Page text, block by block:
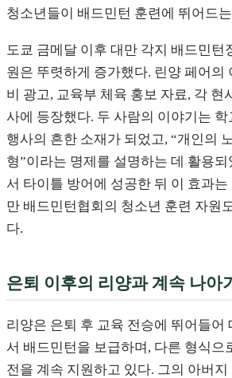
청소년들이 배드민턴 훈련에 뛰어드
도쿄 금메달 이후 대만 각지 배드민턴
원은 뚜렷하게 증가했다. 린양 페어의
비 광고, 교육부 체육 홍보 자료, 각 현
사에 등장했다. 두 사람의 이야기는
행사의 흔한 소재가 되었고, “개인의
형”이라는 명제를 설명하는 데 활용되
서 타이틀 방어에 성공한 뒤 이 효과는
만 배드민턴협회의 청소년 훈련 자원
다.
은퇴 이후의 리양과 계속 나아
리양은 은퇴 후 교육 전승에 뛰어들어
서 배드민턴을 보급하며, 다른 형식으
전을 계속 지원하고 있다. 그의 아버지